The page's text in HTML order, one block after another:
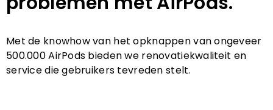
Met de knowhow van het opknappen van ongeveer
500.000 AirPods bieden we renovatiekwaliteit en
service die gebruikers tevreden stelt.